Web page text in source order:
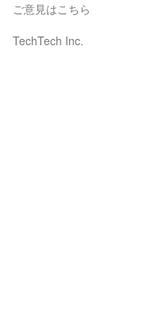
ご意見はこちら
TechTech Inc.